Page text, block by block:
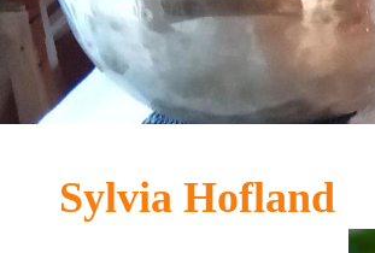
Sylvia Hofland